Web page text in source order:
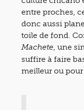
entre proches,
donc aussi
toile de fond.
Machete , une
suffire à faire
meilleur ou pour